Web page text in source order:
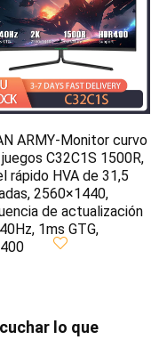
ARMY-Monitor curvo
C32C1S 1500R,
rápido HVA de 31,5
2560×1440,
de actualización
1ms GTG,
lo que